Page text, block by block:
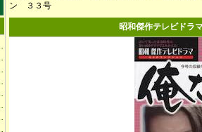
ン ３３号
昭和傑作テレビドラ